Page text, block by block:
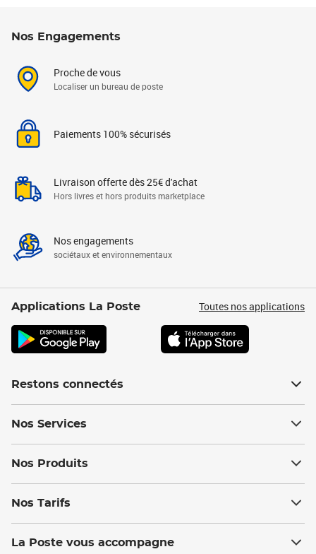
Nos Engagements
Proche de vous
Localiser un bureau de poste
Paiements 100% sécurisés
Livraison offerte dès 25€ d'achat
Hors livres et hors produits marketplace
Nos engagements
sociétaux et environnementaux
Applications La Poste Toutes nos applications
Restons connectés
Nos Services
Nos Produits
Nos Tarifs
La Poste vous accompagne